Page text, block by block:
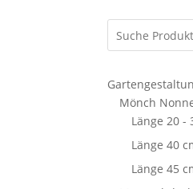
Mönch
Länge 20 -
Länge 40
Länge 45